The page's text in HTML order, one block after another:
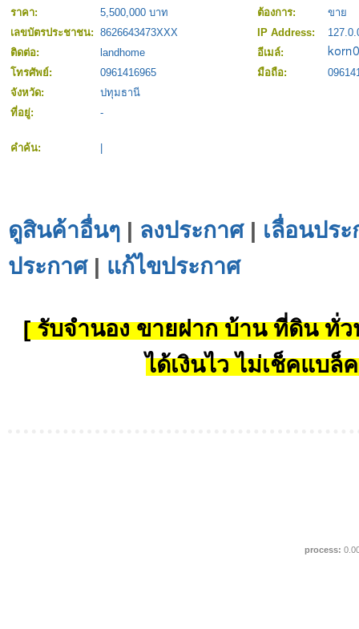
ราคา:
5,500,000 บาท ต้องการ:
ขาย
เลขบัตรประชาชน: 8626643473XXX IP Address:
ติดต่อ:
landhome
อีเมล์:
โทรศัพย์:
0961416965 มือถือ:
จังหวัด:
ปทุมธานี
ที่อยู่:
-
คำค้น:
ดูสินค้าอื่นๆ | ลงประกาศ| เลื่อนปร
ประกาศ| แก้ไขประกาศ
[ รับจำนอง ขายฝาก บ้าน ที่ดิน ทั่ว
ได้เงินไว ไม่เช็คแบล็
process: